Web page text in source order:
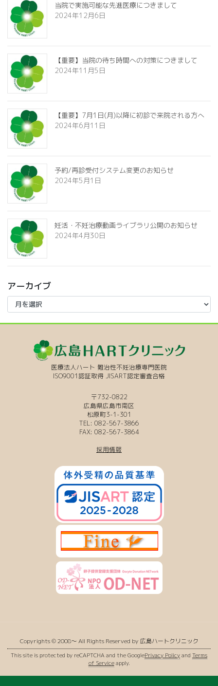
当院で実施可能な先進医療につきまして
2024年12月6日
【重要】当院の待ち時間への対策につきまして
2024年11月5日
【重要】7月1日(月)以降に初診で来院される方へ
2024年6月11日
予約/再診受付システム変更のお知らせ
2024年5月1日
妊活・不妊治療動画ライブラリ公開のお知らせ
2024年4月30日
アーカイブ
ア
イ
医療法人ハート 難治性不妊治療専門医院
ISO9001認証取得 JISART認定審査合格
〒732-0822
広島県広島市南区
松原町3-1-301
TEL: 082-567-3866
FAX: 082-567-3864
採用情報
Copyrights © 2008〜 All Rights Reserved by 広島ハートクリニック
This site is protected by reCAPTCHA and the GooglePrivacy Policyand Terms
of Serviceapply.